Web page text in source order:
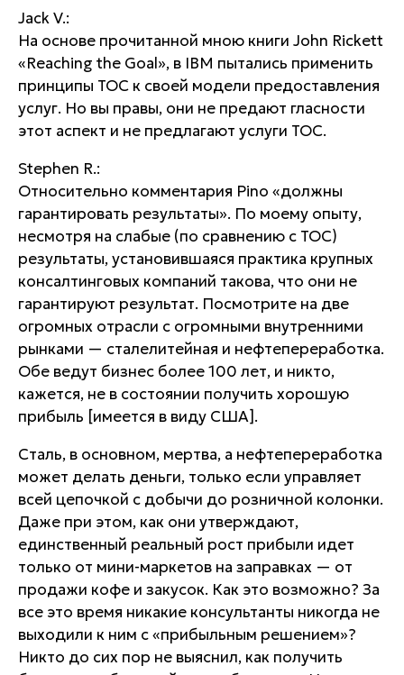
Jack V.:
На основе прочитанной мною книги John Rickett
«Reaching the Goal», в IBM пытались применить
принципы TOC к своей модели предоставления
услуг. Но вы правы, они не предают гласности
этот аспект и не предлагают услуги TOC.
Stephen R.:
Относительно комментария Pino «должны
гарантировать результаты». По моему опыту,
несмотря на слабые (по сравнению с TOC)
результаты, установившаяся практика крупных
консалтинговых компаний такова, что они не
гарантируют результат. Посмотрите на две
огромных отрасли с огромными внутренними
рынками — сталелитейная и нефтепереработка.
Обе ведут бизнес более 100 лет, и никто,
кажется, не в состоянии получить хорошую
прибыль [имеется в виду США].
Сталь, в основном, мертва, а нефтепереработка
может делать деньги, только если управляет
всей цепочкой с добычи до розничной колонки.
Даже при этом, как они утверждают,
единственный реальный рост прибыли идет
только от мини-маркетов на заправках — от
продажи кофе и закусок. Как это возможно? За
все это время никакие консультанты никогда не
выходили к ним с «прибыльным решением»?
Никто до сих пор не выяснил, как получить